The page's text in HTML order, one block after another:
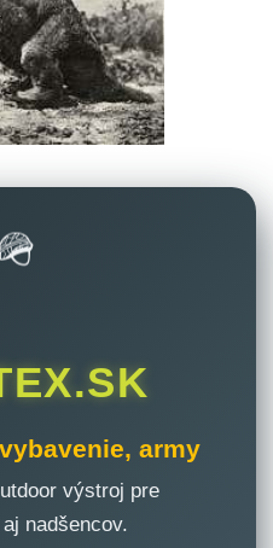
army
výstroj pre
nadšencov.